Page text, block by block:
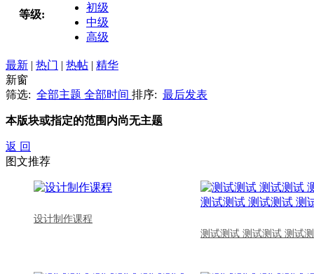
等级:
初级
中级
高级
最新 | 热门 | 热帖 | 精华
新窗
筛选: 全部主题 全部时间 排序: 最后发表
本版块或指定的范围内尚无主题
返 回
图文推荐
设计制作课程
测试测试 测试测试 测试